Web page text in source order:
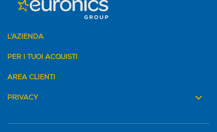
L'AZIENDA
PER I TUOI ACQUISTI
AREA CLIENTI
PRIVACY